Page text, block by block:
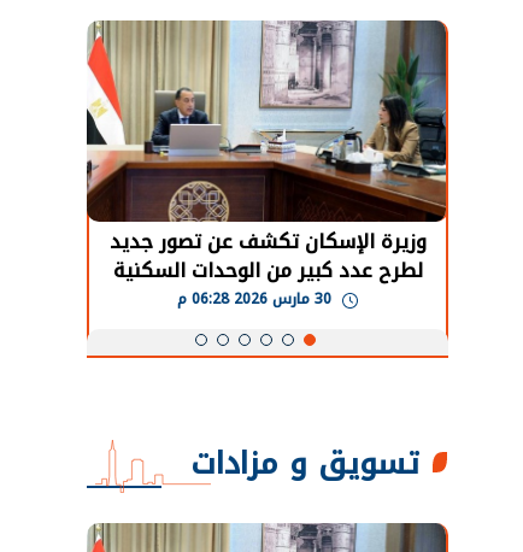
وزيرة الإسكان تكشف عن تصور جديد
لطرح عدد كبير من الوحدات السكنية
بنظام الإيجار
تسويق و مزادات